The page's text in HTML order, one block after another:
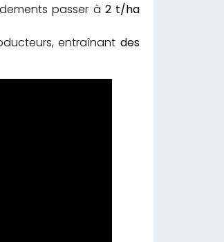
passer à 2 t/ha
entraînantdes